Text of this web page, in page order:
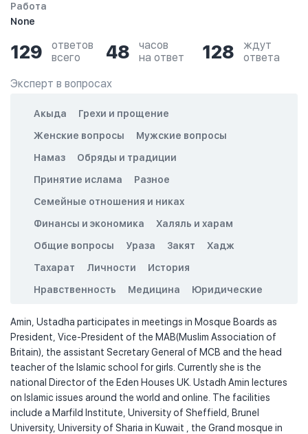
Работа
None
129
ответов
всего
48
часов
на ответ
128
ждут
ответа
Эксперт в вопросах
Акыда
Грехи и прощение
Женские вопросы
Мужские вопросы
Намаз
Обряды и традиции
Принятие ислама
Разное
Семейные отношения и никах
Финансы и экономика
Халяль и харам
Общие вопросы
Ураза Закят
Хадж
Тахарат
Личности
История
Нравственность
Медицина Юридические
Amin, Ustadha participates in meetings in Mosque Boards as
President, Vice-President of the MAB(Muslim Association of
Britain), the assistant Secretary General of MCB and the head
teacher of the Islamic school for girls. Currently she is the
national Director of the Eden Houses UK. Ustadh Amin lectures
on Islamic issues around the world and online. The facilities
include a Marfild Institute, University of Sheffield, Brunel
University, University of Sharia in Kuwait , the Grand mosque in